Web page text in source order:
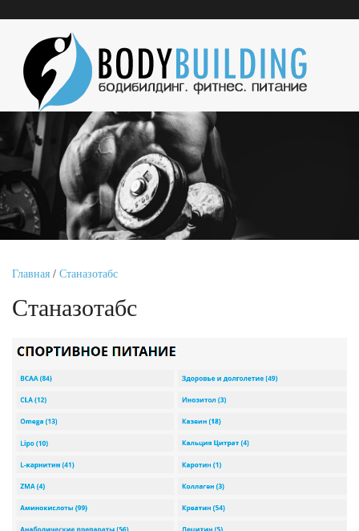
Главная / Станазотабс
Станазотабс